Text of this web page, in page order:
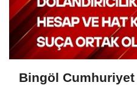
Bingöl Cumhuriyet